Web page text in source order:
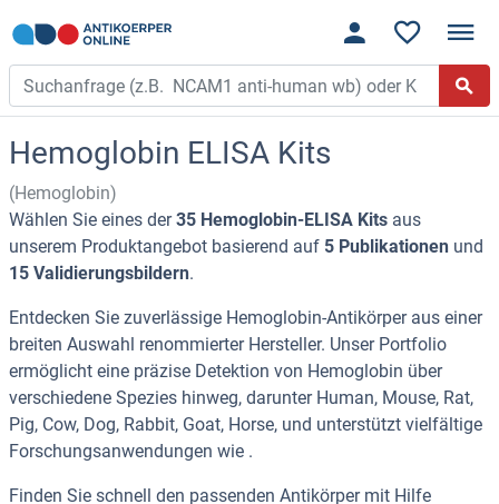
Hemoglobin ELISA Kits
(Hemoglobin)
Wählen Sie eines der35 Hemoglobin-ELISA Kits aus
unserem Produktangebot basierend auf 5 Publikationen und
15 Validierungsbildern.
Entdecken Sie zuverlässige Hemoglobin-Antikörper aus einer
breiten Auswahl renommierter Hersteller. Unser Portfolio
ermöglicht eine präzise Detektion von Hemoglobin über
verschiedene Spezies hinweg, darunter Human, Mouse, Rat,
Pig, Cow, Dog, Rabbit, Goat, Horse, und unterstützt vielfältige
Forschungsanwendungen wie .
Finden Sie schnell den passenden Antikörper mit Hilfe